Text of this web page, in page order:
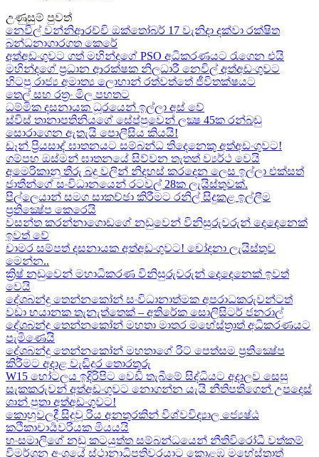
උණුසුම් පුවත්
නෙවිල් වන්නිආරච්චි ඔක්තෝබර් 17 වැනිදා දක්වා රක්ෂිත
බන්ධනාගාරගත කෙරේ
අත්අඩංගුවට ගත් මහින්දගේ PSO අධිකරණයට රැගෙන එයි
මහින්දගේ ප්‍රධාන ආරක්ෂක නිලධාරී නෙවිල් අත්අඩංගුවට
හිටපු රාජ්‍ය අමාත්‍ය ලොහාන් රත්වත්තේ ජීවිතක්ෂයට
තෙල් සහ රත්‍රං මිල පහතට
ධම්මික දසනායක ධූරයෙන් ඉල්ලා අස් වේ
ස්විස් තානාපතිනියගේ සේප්පුවෙන් ලක්‍ෂ 45ක රන්බඩු
සොරාගෙන ඇතැයි පොලීසිය කියයි!
ඩෑන් ප්‍රියසාද් ඝාතනයට සම්බන්ධ තිදෙනෙකු අත්අඩංගුවට​!
ගම්පහ ඔස්මන් ඝාතනයේ සිව්වන තැතත් ව්‍යර්ථ වෙයි
අමෙරිකානු තීරු බදු වලින් නිදහස් කරදෙන ලෙස ඉල්ලා එක්සත්
ජාතීන්ගේ සංවිධානයෙන් රටවල් 28ක ලැයිස්තුවක්.
පිල්ලෙයාන් සමග සාකච්ඡා කිරීමට රනිල් සිදුකළ ඉල්ලීම
ප්‍රතික්‍ෂේප කෙරෙයි
වසන්ත කරන්නාගොඩගේ නඩුවෙන් විනිසුරුවරුන් දෙදෙනෙක්
ඉවත් වේ
චාමර සම්පත් දසනායක අත්අඩංගුවට​! චෝදනා ලැයිස්තුව
මෙන්න​..
ක්‍රිෂ් නඩුවෙන් මහාධිකරණ විනිසුරුවරුන් දෙදෙනෙක් ඉවත්
වෙයි
දේශබන්දු තෙන්නකෝන් සංවිධානාත්මක අපරාධකරුවන්ටත්
වඩා භයානක තැනැත්තෙක් – අතිරේක සොලිසිටර් ජනරාල්
දේශබන්දු තෙන්නකෝන් මහතා මාතර මහේස්ත්‍රාත් අධිකරණයට
පැමිණෙයි
දේශබන්දු තෙන්නකෝන් මහතාගේ රිට් පෙත්සම ප්‍රතික්‍ෂේප
කිරීමට අදාළ වැඩිදුර තොරතුරු
W15 හෝටලය ඉදිරිපිට වෙඩි තැබීමේ සිද්ධියට අදාලව​ සෙසු
සැකකරුවන් අත්අඩංගුවට නොගන්න යැයි නීතිපතිගෙන් උපදෙස්
ශාන් පුතා අත්අඩංගුවට!
කොහුවලදී සිදුවූ රිය අනතුරකින් විශ්වවිද්‍යාල ජ්‍යෙෂ්ඨ
කථිකාචාර්‍යවරියක මියයයි
හංසමාලිගේ නඩු කටයුත්ත සම්බන්ධයෙන් නීතිවිරෝධී වත්කම්
විමර්ශන අංශයේ ස්ථානාධිපතිවරයාට කොළඹ මහේස්ත්‍රාත්